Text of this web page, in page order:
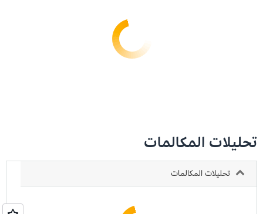
تحليلات المكالمات
تحليلات المكالمات